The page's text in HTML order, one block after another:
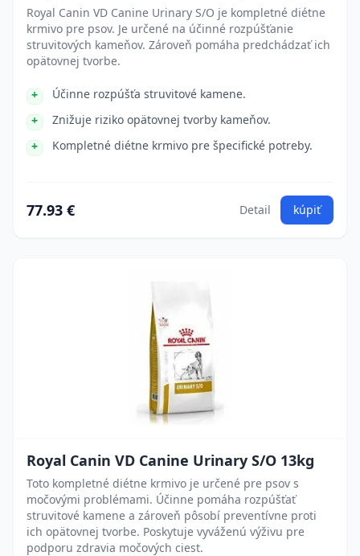
Royal Canin VD Canine Urinary S/O je kompletné diétne
krmivo pre psov. Je určené na účinné rozpúšťanie
struvitových kameňov. Zároveň pomáha predchádzať ich
opätovnej tvorbe.
Účinne rozpúšťa struvitové kamene.
Znižuje riziko opätovnej tvorby kameňov.
Kompletné diétne krmivo pre špecifické potreby.
77.93 € Detail kúpiť
Royal Canin VD Canine Urinary S/O 13kg
Toto kompletné diétne krmivo je určené pre psov s
močovými problémami. Účinne pomáha rozpúšťať
struvitové kamene a zároveň pôsobí preventívne proti
ich opätovnej tvorbe. Poskytuje vyváženú výživu pre
podporu zdravia močových ciest.